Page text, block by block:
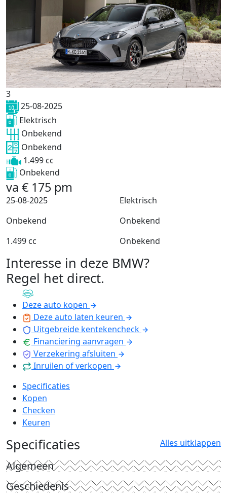
3
25-08-2025
Elektrisch
Onbekend
Onbekend
1.499 cc
Onbekend
va € 175 pm
25-08-2025
Elektrisch
Onbekend
Onbekend
1.499 cc
Onbekend
Interesse in deze BMW?
Regel het direct.
Deze auto kopen
Deze auto laten keuren
Uitgebreide kentekencheck
Financiering aanvragen
Verzekering afsluiten
Inruilen of verkopen
Specificaties
Kopen
Checken
Keuren
Specificaties Alles uitklappen
Algemeen
Geschiedenis